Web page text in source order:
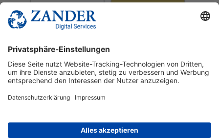
© 2025 Zander Digital Services Deutschland GmbH